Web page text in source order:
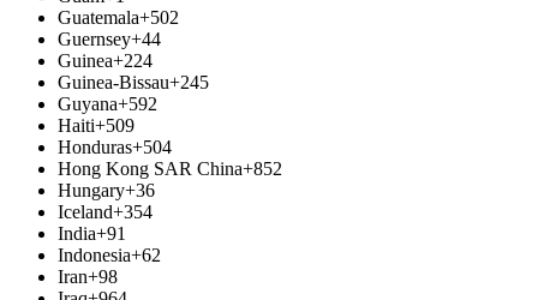
Guatemala+502
Guernsey+44
Guinea+224
Guinea-Bissau+245
Guyana+592
Haiti+509
Honduras+504
Hong Kong SAR China+852
Hungary+36
Iceland+354
India+91
Indonesia+62
Iran+98